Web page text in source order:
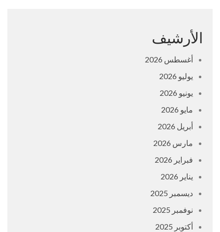
الأرشيف
أغسطس 2026
يوليو 2026
يونيو 2026
مايو 2026
أبريل 2026
مارس 2026
فبراير 2026
يناير 2026
ديسمبر 2025
نوفمبر 2025
أكتوبر 2025